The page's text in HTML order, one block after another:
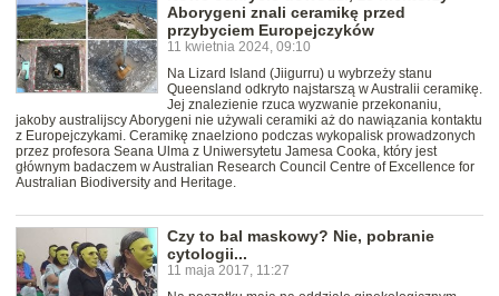
Aborygeni znali ceramikę przed
przybyciem Europejczyków
11 kwietnia 2024, 09:10
Na Lizard Island (Jiigurru) u wybrzeży stanu
Queensland odkryto najstarszą w Australii ceramikę.
Jej znalezienie rzuca wyzwanie przekonaniu,
jakoby australijscy Aborygeni nie używali ceramiki aż do nawiązania kontaktu
z Europejczykami. Ceramikę znaelziono podczas wykopalisk prowadzonych
przez profesora Seana Ulma z Uniwersytetu Jamesa Cooka, który jest
głównym badaczem w Australian Research Council Centre of Excellence for
Australian Biodiversity and Heritage.
Czy to bal maskowy? Nie, pobranie
cytologii...
11 maja 2017, 11:27